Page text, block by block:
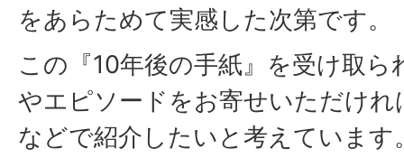
をあらためて実感した次第です。
この『10年後の手紙』を受け取
やエピソードをお寄せいただけ
などで紹介したいと考えています